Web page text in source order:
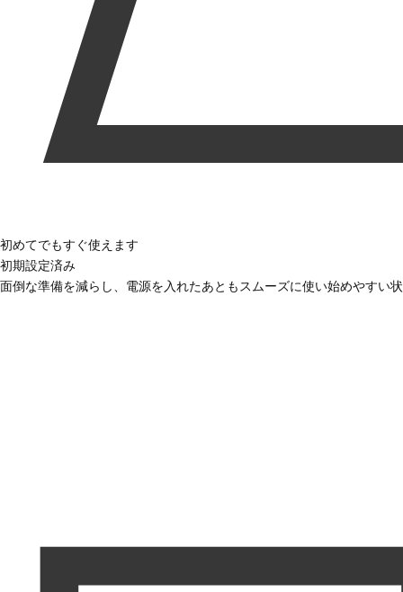
初めてでもすぐ使えます
初期設定済み
面倒な準備を減らし、電源を入れたあともスムーズに使い始めやすい